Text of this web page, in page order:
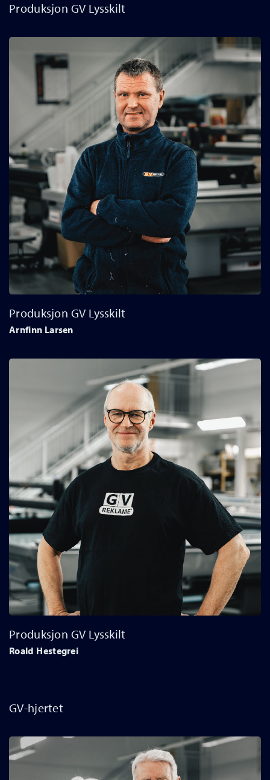
Produksjon GV Lysskilt
Produksjon GV Lysskilt
Arnfinn Larsen
Produksjon GV Lysskilt
Roald Hestegrei
GV-hjertet